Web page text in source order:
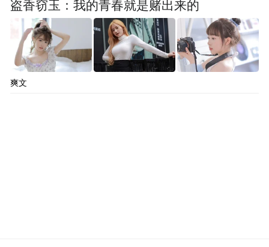
盗香窃玉：我的青春就是赌出来的
爽文